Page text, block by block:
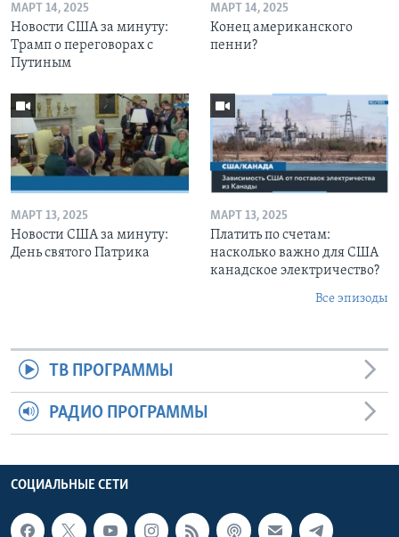
МАРТ 14, 2025
Новости США за минуту:
Трамп о переговорах с
Путиным
МАРТ 14, 2025
Конец американского
пенни?
МАРТ 13, 2025
Новости США за минуту:
День святого Патрика
МАРТ 13, 2025
Платить по счетам:
насколько важно для США
канадское электричество?
Все эпизоды
ТВ ПРОГРАММЫ
РАДИО ПРОГРАММЫ
СОЦИАЛЬНЫЕ СЕТИ